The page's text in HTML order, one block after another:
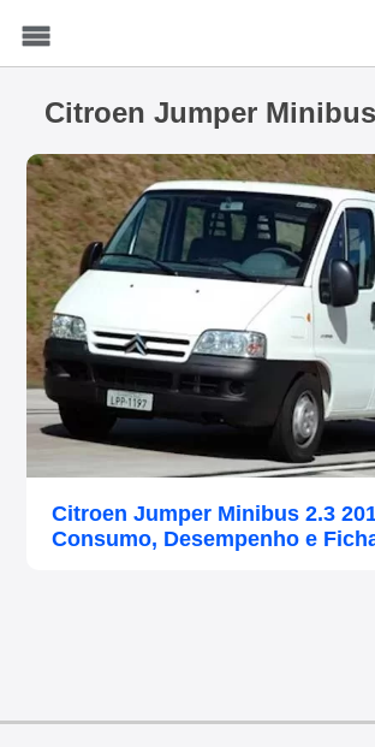
Citroen Jumper
Citroen Jumper Minibus 2.3
Consumo, Desempenho e